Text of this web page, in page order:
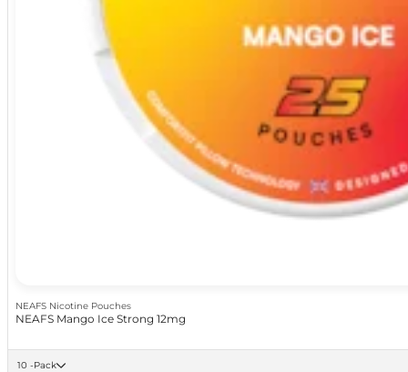
NEAFS Nicotine Pouches
NEAFS Mango Ice Strong 12mg
10 -Pack